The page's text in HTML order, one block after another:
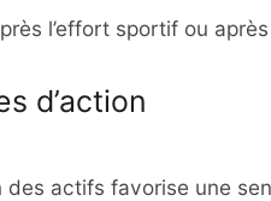
l’effort sportif ou
d’action
des actifs favorise une